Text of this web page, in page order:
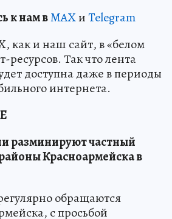
к нам вMAXиTelegram
как и наш сайт, в «белом
ресурсов. Так что лента
доступна даже в периоды
интернета.
разминируют частный
Красноармейска в
обращаются
с просьбой